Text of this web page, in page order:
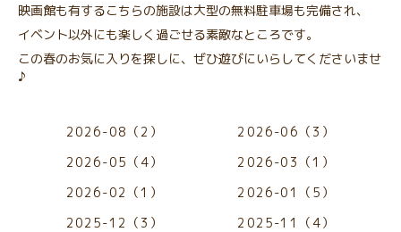
映画館も有するこちらの施設は大型の無料駐車場も完備され、
イベント以外にも楽しく過ごせる素敵なところです。
この春のお気に入りを探しに、ぜひ遊びにいらしてくださいませ
♪
2026-08（2）
2026-06（3）
2026-05（4）
2026-03（1）
2026-02（1）
2026-01（5）
2025-12（3）
2025-11（4）